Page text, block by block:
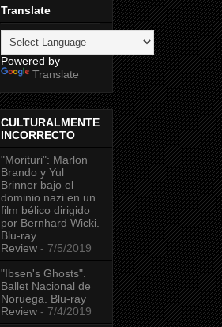
Translate
Powered by
Translate
CULTURALMENTE
INCORRECTO
"Morituri": Marlon
Brando y Yul
Brinner bajo el
dominio nazi en un
film bélico dirigido
por Bernhard Wicki.
Blu-ray
Review - 7/5/2019
"Ibsen's Ghosts".
Ballet Nacional de
Noruega. Blu-ray
Review - 7/4/2019